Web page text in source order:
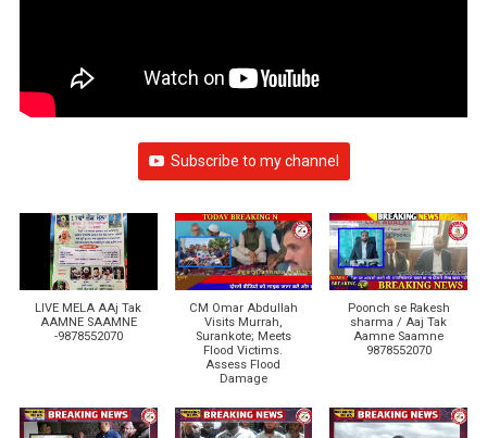
Subscribe to my channel
LIVE MELA AAj Tak
AAMNE SAAMNE
-9878552070
CM Omar Abdullah
Visits Murrah,
Surankote; Meets
Flood Victims.
Assess Flood
Damage
Poonch se Rakesh
sharma / Aaj Tak
Aamne Saamne
9878552070